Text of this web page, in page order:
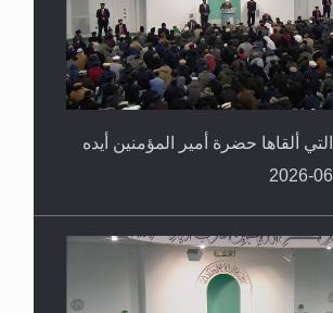
ألقاها حضرة أمير المؤمنين أيده